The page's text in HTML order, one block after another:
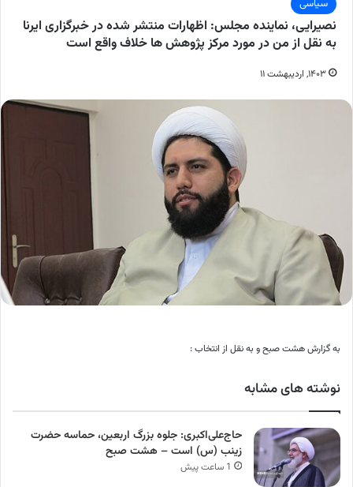
سیاسی
نصیرایی، نماینده مجلس: اظهارات منتشر شده در خبرگزاری ایرنا
به نقل از من در مورد مرکز پژوهش ها خلاف واقع است
۱۴۰۳, اردیبهشت ۱۱
به گزارش هشت صبح و به نقل از انتخاب :
نوشته های مشابه
حاج‌علی‌اکبری: جلوه بزرگ اربعین، حماسه حضرت
زینب (س) است – هشت صبح
1 ساعت پیش